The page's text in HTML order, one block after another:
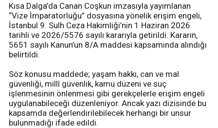
Kısa Dalga’da Canan Coşkun imzasıyla yayımlanan
“Vize İmparatorluğu” dosyasına yönelik erişim engeli,
İstanbul 9. Sulh Ceza Hakimliği’nin 1 Haziran 2026
tarihli ve 2026/5576 sayılı kararıyla getirildi. Kararın,
5651 sayılı Kanun’un 8/A maddesi kapsamında alındığı
belirtildi.
Söz konusu maddede; yaşam hakkı, can ve mal
güvenliği, millî güvenlik, kamu düzeni ve suç
işlenmesinin önlenmesi gibi gerekçelerle erişim engeli
uygulanabileceği düzenleniyor. Ancak yazı dizisinde bu
kapsamda değerlendirilebilecek herhangi bir unsur
bulunmadığı ifade edildi.